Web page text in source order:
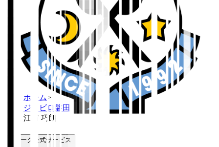
ホーム >
ジュビロ磐田
江﨑 巧朗
Ｊリーグ公式サービス